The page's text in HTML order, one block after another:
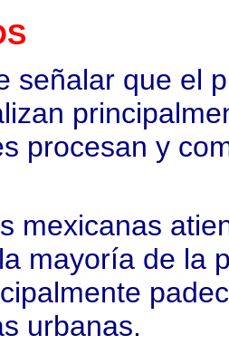
señalar que el
procesan y
mexicanas
mayoría de la
urbanas.